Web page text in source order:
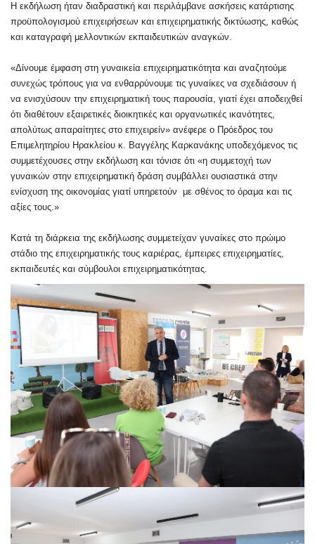
Η εκδήλωση ήταν διαδραστική και περιλάμβανε ασκήσεις κατάρτισης
προϋπολογισμού επιχειρήσεων και επιχειρηματικής δικτύωσης, καθώς
και καταγραφή μελλοντικών εκπαιδευτικών αναγκών.
«Δίνουμε έμφαση στη γυναικεία επιχειρηματικότητα και αναζητούμε
συνεχώς τρόπους για να ενθαρρύνουμε τις γυναίκες να σχεδιάσουν ή
να ενισχύσουν την επιχειρηματική τους παρουσία, γιατί έχει αποδειχθεί
ότι διαθέτουν εξαιρετικές διοικητικές και οργανωτικές ικανότητες,
απολύτως απαραίτητες στο επιχειρείν» ανέφερε ο Πρόεδρος του
Επιμελητηρίου Ηρακλείου κ. Βαγγέλης Καρκανάκης υποδεχόμενος τις
συμμετέχουσες στην εκδήλωση και τόνισε ότι «η συμμετοχή των
γυναικών στην επιχειρηματική δράση συμβάλλει ουσιαστικά στην
ενίσχυση της οικονομίας γιατί υπηρετούν με σθένος το όραμα και τις
αξίες τους.»
Κατά τη διάρκεια της εκδήλωσης συμμετείχαν γυναίκες στο πρώιμο
στάδιο της επιχειρηματικής τους καριέρας, έμπειρες επιχειρηματίες,
εκπαιδευτές και σύμβουλοι επιχειρηματικότητας.